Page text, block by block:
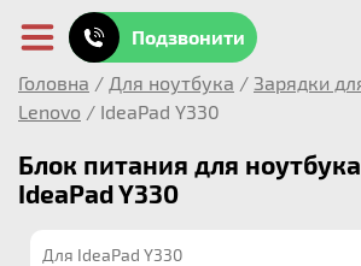
Подзвонити
Головна / Для ноутбука / Зарядки
Lenovo / IdeaPad Y330
Блок питания для
IdeaPad Y330
Для IdeaPad Y330